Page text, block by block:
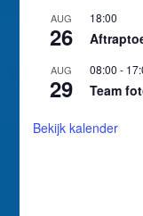
AUG
26
18:00
AUG
29
08:00 -
Team
Bekijk kalender